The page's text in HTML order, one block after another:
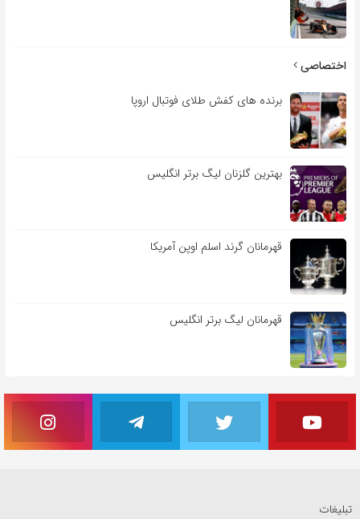
اختصاصی
برنده های کفش طلای فوتبال اروپا
بهترین گلزنان لیگ برتر انگلیس
قهرمانان گرند اسلم اوپن آمریکا
قهرمانان لیگ برتر انگلیس
تبلیغات